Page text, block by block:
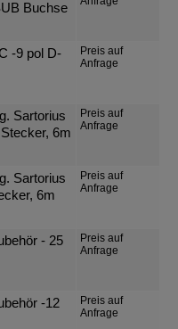
Buchse
-9 pol D-
Preis auf
Anfrage
Sartorius
6m
Preis auf
Anfrage
Sartorius
6m
Preis auf
Anfrage
- 25
Preis auf
Anfrage
-12
Preis auf
Anfrage